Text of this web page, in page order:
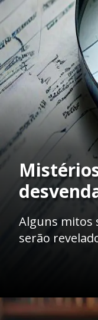
Alguns mitos
serão
Openinghttps://